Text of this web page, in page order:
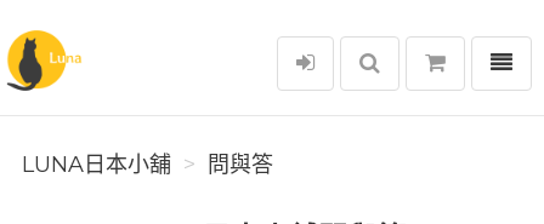
Luna日本小舖
選單
LUNA日本小舖 問與答